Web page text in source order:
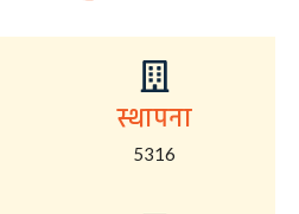
स्थापना
5316